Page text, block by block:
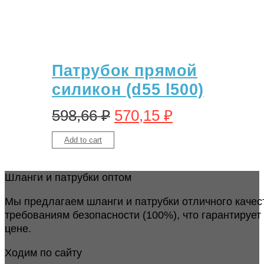
Патрубок прямой
силикон (d55 l500)
598,66₽ 570,15 ₽
Add to cart
Шланги и патрубки оптом
Мы предлагаем шланги и патрубки отличного
требованиям безопасности (100%), что
цене.
Ходим по сайту